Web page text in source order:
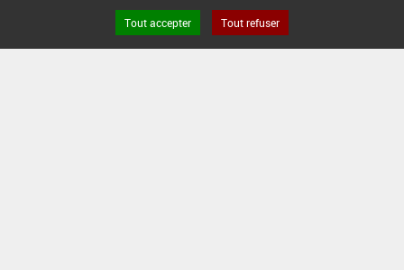
Tout accepter Tout refuser